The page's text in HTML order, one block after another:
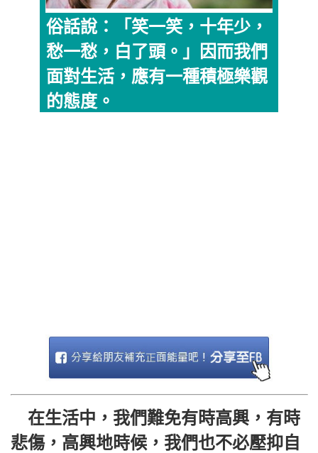
俗話說：「笑一笑，十年少，
愁一愁，白了頭。」因而我們
面對生活，應有一種積極樂觀
的態度。
在生活中，我們難免有時高興，有時
悲傷，高興地時候，我們也不必壓抑自